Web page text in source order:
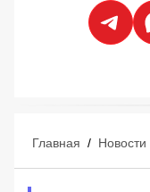
Главная / Новости